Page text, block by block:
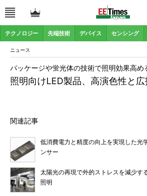
テクノロジー 先端技術 デバイス センシング
ニュース
照明向けLED製品、高演色性と
パッケージや蛍光体の技術で照明効果高め
関連記事
低消費電力と精度の向上を実現した光
ンサー
太陽光の再現で外的ストレスを減少す
照明